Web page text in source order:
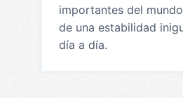
importantes del
de una estabilidad
día a día.